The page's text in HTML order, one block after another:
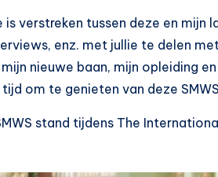
verstreken tussen deze en mijn
enz. met jullie te delen
nieuwe baan, mijn opleiding
om te genieten van deze
stand tijdens The